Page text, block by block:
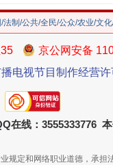
/法制/公共/全民/公众/农业/文
京公网安备
播电视节目制作经营
在线：3555333776
规定和网络职业道德，承